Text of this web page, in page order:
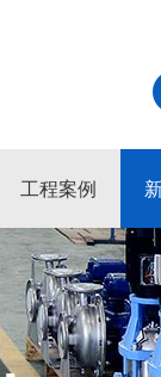
工程案例